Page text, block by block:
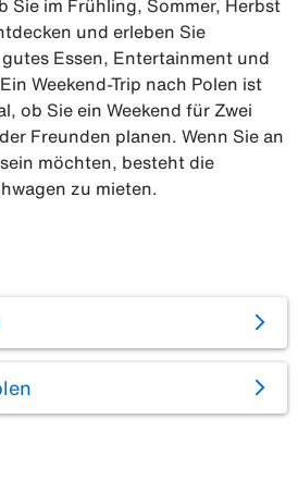
Sie im Frühling, Sommer, Herbst
und erleben Sie
Essen, Entertainment und
Weekend-Trip nach Polen ist
ob Sie ein Weekend für Zwei
Freunden planen. Wenn Sie an
möchten, besteht die
zu mieten.